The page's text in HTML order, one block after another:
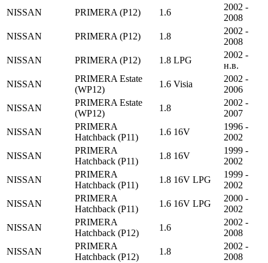
NISSAN
PRIMERA (P12) 1.6
2002 -
2008
NISSAN
PRIMERA (P12) 1.8
2002 -
2008
NISSAN
PRIMERA (P12) 1.8 LPG
2002 -
н.в.
NISSAN
PRIMERA Estate
(WP12)
1.6 Visia
2002 -
2006
NISSAN
PRIMERA Estate
(WP12)
1.8
2002 -
2007
NISSAN
PRIMERA
Hatchback (P11)
1.6 16V
1996 -
2002
NISSAN
PRIMERA
Hatchback (P11)
1.8 16V
1999 -
2002
NISSAN
PRIMERA
Hatchback (P11)
1.8 16V LPG
1999 -
2002
NISSAN
PRIMERA
Hatchback (P11)
1.6 16V LPG
2000 -
2002
NISSAN
PRIMERA
Hatchback (P12)
1.6
2002 -
2008
NISSAN
PRIMERA
Hatchback (P12)
1.8
2002 -
2008